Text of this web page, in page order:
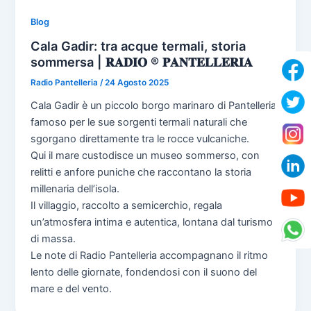
Blog
Cala Gadir: tra acque termali, storia
sommersa | 𝐑𝐀𝐃𝐈𝐎 ® 𝐏𝐀𝐍𝐓𝐄𝐋𝐋𝐄𝐑𝐈𝐀
Radio Pantelleria/24 Agosto 2025
Cala Gadir è un piccolo borgo marinaro di Pantelleria,
famoso per le sue sorgenti termali naturali che
sgorgano direttamente tra le rocce vulcaniche.
Qui il mare custodisce un museo sommerso, con
relitti e anfore puniche che raccontano la storia
millenaria dell’isola.
Il villaggio, raccolto a semicerchio, regala
un’atmosfera intima e autentica, lontana dal turismo
di massa.
Le note di Radio Pantelleria accompagnano il ritmo
lento delle giornate, fondendosi con il suono del
mare e del vento.